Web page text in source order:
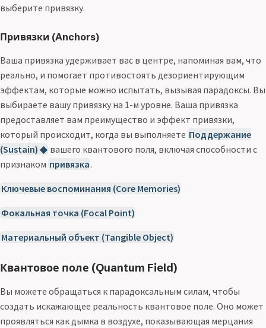
выберите привязку.
Привязки (Anchors)
Ваша привязка удерживает вас в центре, напоминая вам, что
реально, и помогает противостоять дезориентирующим
эффектам, которые можно испытать, вызывая парадоксы. Вы
выбираете вашу привязку на 1-м уровне. Ваша привязка
предоставляет вам преимущество и эффект привязки,
который происходит, когда вы выполняете Поддержание
(Sustain) ◆ вашего квантового поля, включая способности с
признаком привязка.
Ключевые воспоминания (Core Memories)
Фокальная точка (Focal Point)
Материальный объект (Tangible Object)
Квантовое поле (Quantum Field)
Вы можете обращаться к парадоксальным силам, чтобы
создать искажающее реальность квантовое поле. Оно может
проявляться как дымка в воздухе, показывающая мерцания